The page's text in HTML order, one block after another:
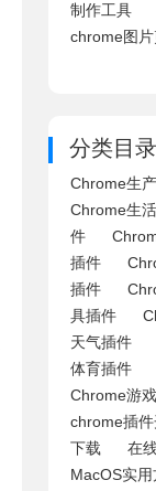
制作工具
chrome图
分类目录
Chrome生
Chrome生
件
插件
插件
具插件
天气插件
体育插件
Chrome游
chrome插
下载
在
MacOS实